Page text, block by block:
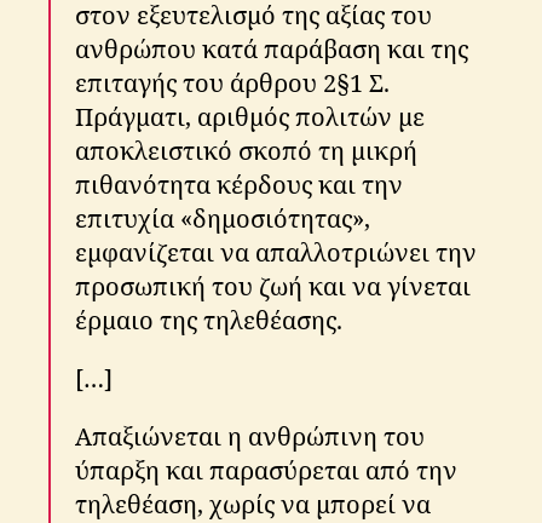
στον εξευτελισμό της αξίας του
ανθρώπου κατά παράβαση και της
επιταγής του άρθρου 2§1 Σ.
Πράγματι, αριθμός πολιτών με
αποκλειστικό σκοπό τη μικρή
πιθανότητα κέρδους και την
επιτυχία «δημοσιότητας»,
εμφανίζεται να απαλλοτριώνει την
προσωπική του ζωή και να γίνεται
έρμαιο της τηλεθέασης.
[…]
Απαξιώνεται η ανθρώπινη του
ύπαρξη και παρασύρεται από την
τηλεθέαση, χωρίς να μπορεί να